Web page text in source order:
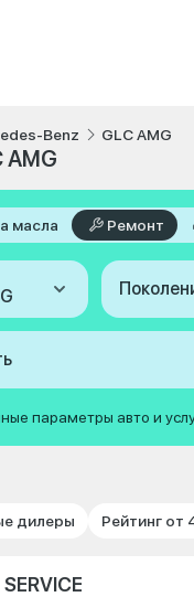
Benz GLC AMG
AMG
масла Ремонт
параметры авто и
дилеры Рейтинг от